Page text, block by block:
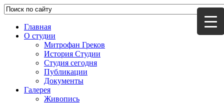
Главная
О студии
Митрофан Греков
История Студии
Студия сегодня
Публикации
Документы
Галерея
Живопись